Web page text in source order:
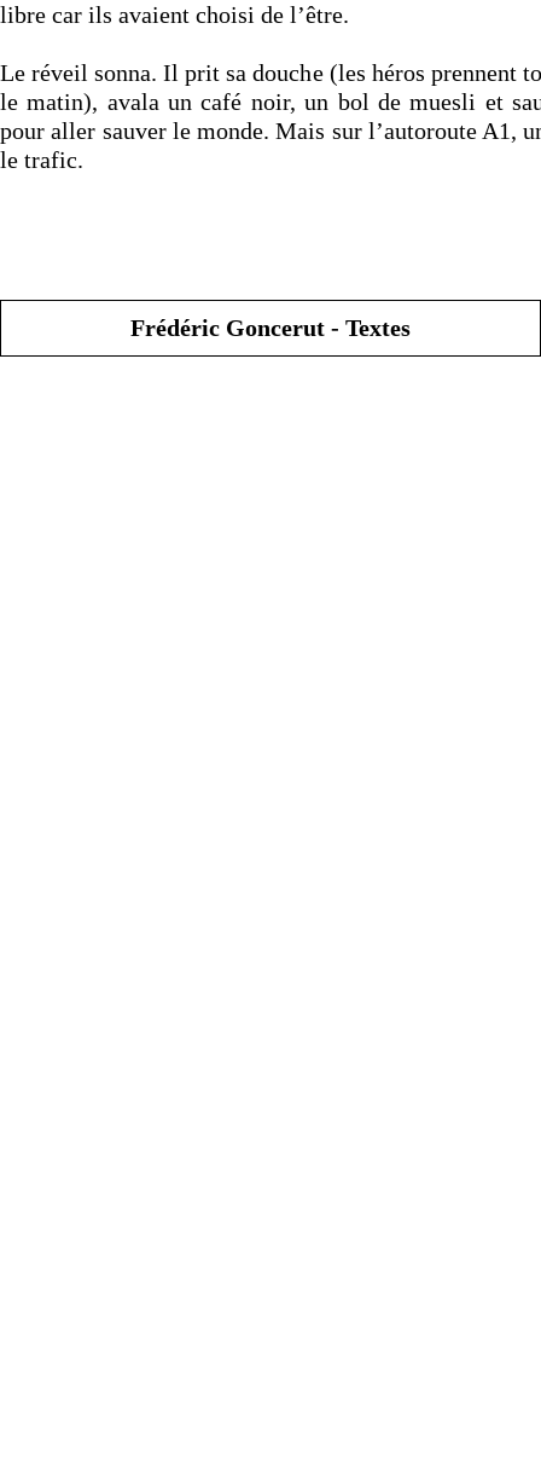
libre car ils avaient choisi de l’être.
Le réveil sonna. Il prit sa douche (les héros prennent
le matin), avala un café noir, un bol de muesli et
pour aller sauver le monde. Mais sur l’autoroute A1,
le trafic.
Frédéric Goncerut - Textes